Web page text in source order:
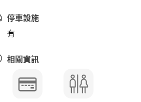
停車設施
有
相關資訊